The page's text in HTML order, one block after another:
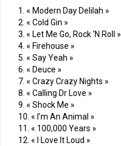
1. « Modern Day Delilah »
2. « Cold Gin »
3. « Let Me Go, Rock ‘N Roll »
4. « Firehouse »
5. « Say Yeah »
6. « Deuce »
7. « Crazy Crazy Nights »
8. « Calling Dr Love »
9. « Shock Me »
10. « I’m An Animal »
11. « 100,000 Years »
12. « I Love It Loud »